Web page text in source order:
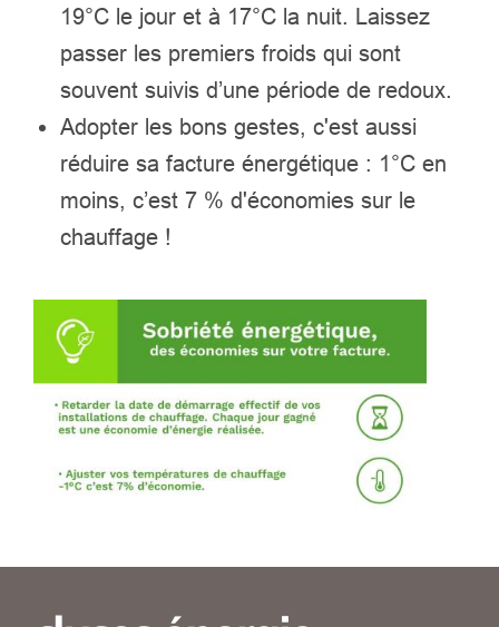
19°C le jour et à 17°C la nuit. Laissez
passer les premiers froids qui sont
souvent suivis d’une période de redoux.
Adopter les bons gestes, c'est aussi
réduire sa facture énergétique : 1°C en
moins, c’est 7 % d'économies sur le
chauffage !